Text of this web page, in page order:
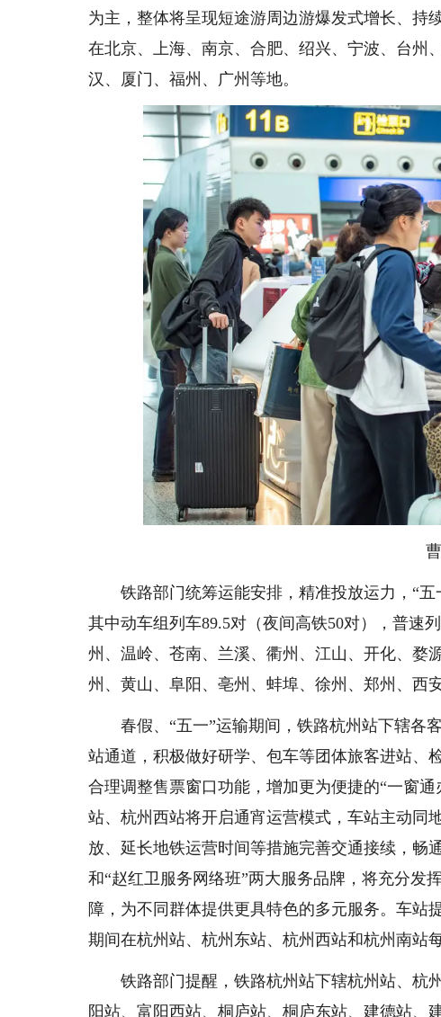
为主，整体将呈现短途游周边游爆发式增长、持
在北京、上海、南京、合肥、绍兴、宁波、台州
汉、厦门、福州、广州等地。
铁路部门统筹运能安排，精准投放运力，“五
其中动车组列车89.5对（夜间高铁50对），普速
州、温岭、苍南、兰溪、衢州、江山、开化、婺
州、黄山、阜阳、亳州、蚌埠、徐州、郑州、西安
春假、“五一”运输期间，铁路杭州站下辖各
站通道，积极做好研学、包车等团体旅客进站、
合理调整售票窗口功能，增加更为便捷的“一窗
站、杭州西站将开启通宵运营模式，车站主动同
放、延长地铁运营时间等措施完善交通接续，畅
和“赵红卫服务网络班”两大服务品牌，将充分发
障，为不同群体提供更具特色的多元服务。车站
期间在杭州站、杭州东站、杭州西站和杭州南站
铁路部门提醒，铁路杭州站下辖杭州站、杭
阳站、富阳西站、桐庐站、桐庐东站、建德站、